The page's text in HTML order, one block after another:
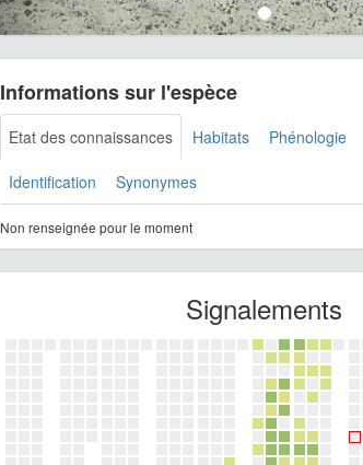
Informations sur l'espèce
Etat des connaissances Habitats Phénologie
Identification Synonymes
Non renseignée pour le moment
Signalements